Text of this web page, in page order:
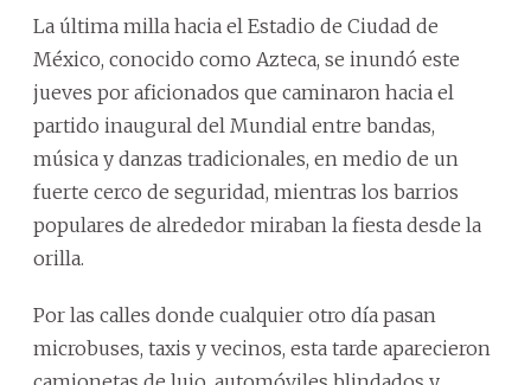
La última milla hacia el Estadio de Ciudad de
México, conocido como Azteca, se inundó este
jueves por aficionados que caminaron hacia el
partido inaugural del Mundial entre bandas,
música y danzas tradicionales, en medio de un
fuerte cerco de seguridad, mientras los barrios
populares de alrededor miraban la fiesta desde la
orilla.
Por las calles donde cualquier otro día pasan
microbuses, taxis y vecinos, esta tarde aparecieron